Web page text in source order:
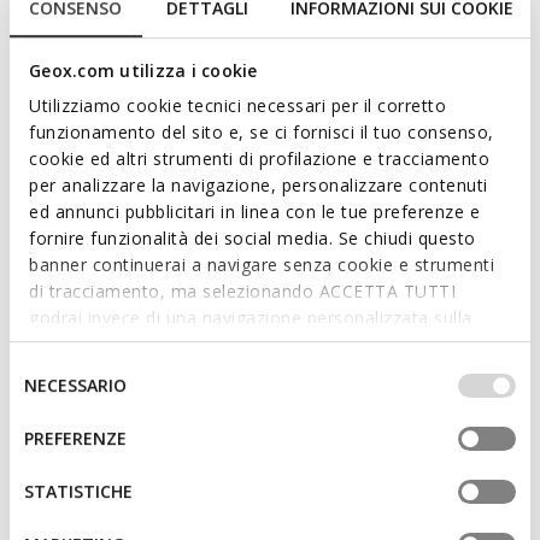
CONSENSO DETTAGLI INFORMAZIONI SUI COOKIE
Geox.com utilizza i cookie
Utilizziamo cookie tecnici necessari per il corretto
funzionamento del sito e, se ci fornisci il tuo consenso,
cookie ed altri strumenti di profilazione e tracciamento
per analizzare la navigazione, personalizzare contenuti
ed annunci pubblicitari in linea con le tue preferenze e
fornire funzionalità dei social media. Se chiudi questo
banner continuerai a navigare senza cookie e strumenti
di tracciamento, ma selezionando ACCETTA TUTTI
godrai invece di una navigazione personalizzata sulla
base dei tuoi gusti ed interessi. Selezionando
IMPOSTAZIONI potrai anche scegliere quali cookies ed
altri strumenti di tracciamento autorizzare. Per maggiori
informazioni o per modificare in qualsiasi momento le
tue impostazioni, visita la nostra
del
consenso
NECESSARIO
PREFERENZE
STATISTICHE
NEW IN
ASSISTER JUNIOR
from€49,95
PRO-RAN JUNIOR
8 COLORS